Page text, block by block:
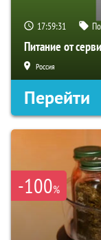
17:59:30
Питание от
Россия
Перейти
-100%